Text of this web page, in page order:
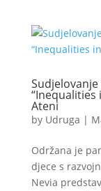
“Inequalities
Ateni
by Udruga |
Održana je
djece s
Nevia